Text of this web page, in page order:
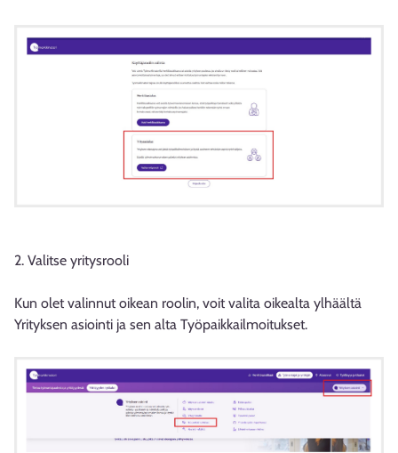
2. Valitse yritysrooli
Kun olet valinnut oikean roolin, voit valita oikealta ylhäältä
Yrityksen asiointi ja sen alta Työpaikkailmoitukset.